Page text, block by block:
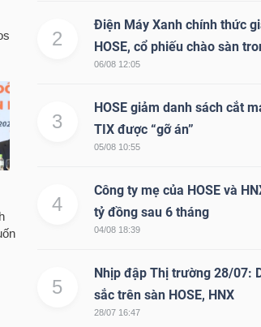
2
Điện Máy Xanh chính thức
HOSE, cổ phiếu chào sàn
06/08 12:05
3
HOSE giảm danh sách cắt
TIX được “gỡ án”
05/08 10:55
4
Công ty mẹ của HOSE và
tỷ đồng sau 6 tháng
04/08 18:39
5
Nhịp đập Thị trường 28/07:
sắc trên sàn HOSE, HNX
28/07 16:47